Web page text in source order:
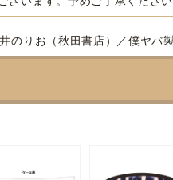
のりお（秋田書店）／僕ヤバ